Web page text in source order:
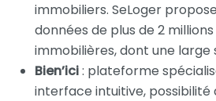
immobiliers. SeLoger
données de plus de 2
immobilières, dont une large
Bien’ici: plateforme
interface intuitive,